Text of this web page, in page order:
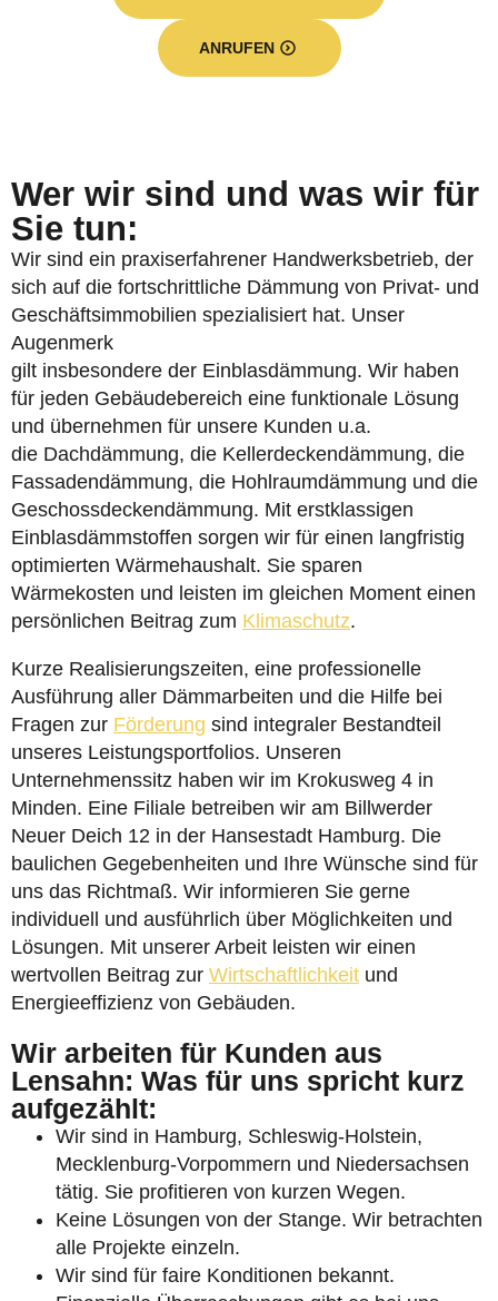
ANRUFEN
Wer wir sind und was wir für
Sie tun:
Wir sind ein praxiserfahrener Handwerksbetrieb, der
sich auf die fortschrittliche Dämmung von Privat- und
Geschäftsimmobilien spezialisiert hat. Unser
Augenmerk
gilt insbesondere der Einblasdämmung. Wir haben
für jeden Gebäudebereich eine funktionale Lösung
und übernehmen für unsere Kunden u.a.
die Dachdämmung, die Kellerdeckendämmung, die
Fassadendämmung, die Hohlraumdämmung und die
Geschossdeckendämmung. Mit erstklassigen
Einblasdämmstoffen sorgen wir für einen langfristig
optimierten Wärmehaushalt. Sie sparen
Wärmekosten und leisten im gleichen Moment einen
persönlichen Beitrag zum Klimaschutz.
Kurze Realisierungszeiten, eine professionelle
Ausführung aller Dämmarbeiten und die Hilfe bei
Fragen zur Förderung sind integraler Bestandteil
unseres Leistungsportfolios. Unseren
Unternehmenssitz haben wir im Krokusweg 4 in
Minden. Eine Filiale betreiben wir am Billwerder
Neuer Deich 12 in der Hansestadt Hamburg. Die
baulichen Gegebenheiten und Ihre Wünsche sind für
uns das Richtmaß. Wir informieren Sie gerne
individuell und ausführlich über Möglichkeiten und
Lösungen. Mit unserer Arbeit leisten wir einen
wertvollen Beitrag zur Wirtschaftlichkeit und
Energieeffizienz von Gebäuden.
Wir arbeiten für Kunden aus
Lensahn: Was für uns spricht kurz
aufgezählt:
Wir sind in Hamburg, Schleswig-Holstein,
Mecklenburg-Vorpommern und Niedersachsen
tätig. Sie profitieren von kurzen Wegen.
Keine Lösungen von der Stange. Wir betrachten
alle Projekte einzeln.
Wir sind für faire Konditionen bekannt.